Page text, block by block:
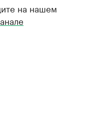
на нашем